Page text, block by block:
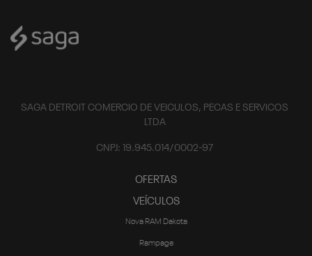
SAGA DETROIT COMERCIO DE VEICULOS, PECAS E SERVICOS
LTDA
CNPJ: 19.945.014/0002-97
OFERTAS
VEÍCULOS
Nova RAM Dakota
Rampage